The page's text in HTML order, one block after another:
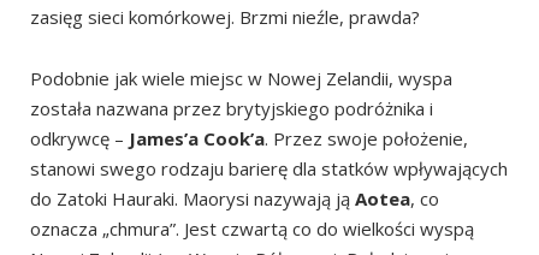
zasięg sieci komórkowej. Brzmi nieźle, prawda?
Podobnie jak wiele miejsc w Nowej Zelandii, wyspa
została nazwana przez brytyjskiego podróżnika i
odkrywcę – James’a Cook’a. Przez swoje położenie,
stanowi swego rodzaju barierę dla statków wpływających
do Zatoki Hauraki. Maorysi nazywają ją Aotea, co
oznacza „chmura”. Jest czwartą co do wielkości wyspą